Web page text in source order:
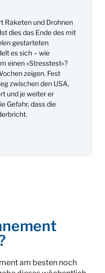
Raketen und Drohnen
dies das Ende des mit
gestarteten
es sich – wie
einen »Stresstest«?
zeigen. Fest
zwischen den USA,
und je weiter er
Gefahr, dass die
am besten noch